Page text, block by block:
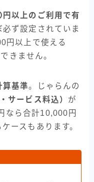
円以上のご利用で有
ず設定されていま
円以上で使える
きません。
算基準。じゃらんの
サービス料込） が
なら合計10,000円
ースもあります。